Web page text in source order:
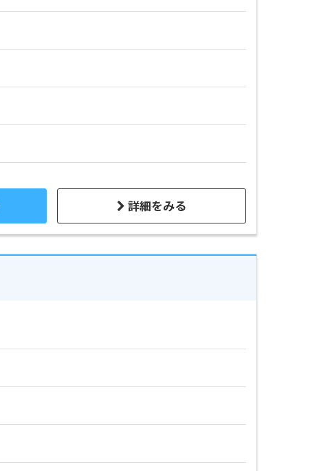
詳細をみる